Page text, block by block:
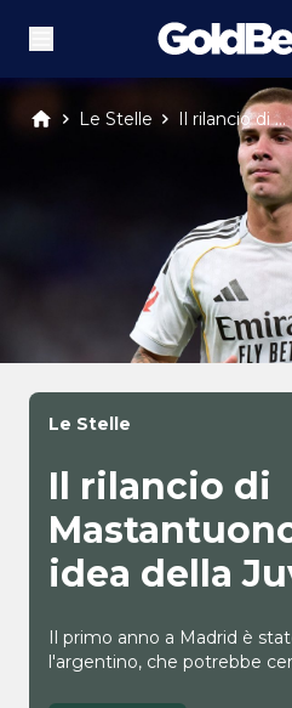
Le Stelle Il rilancio di ...
Le Stelle
Il rilancio di
idea della
Il primo anno a Madrid è
l'argentino, che potrebbe